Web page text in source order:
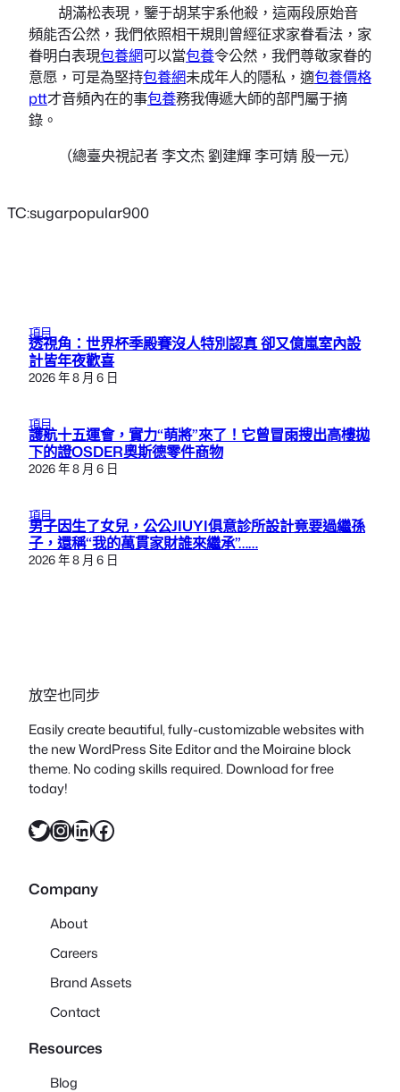
胡滿松表現，鑒于胡某宇系他殺，這兩段原始音
頻能否公然，我們依照相干規則曾經征求家眷看法，家
眷明白表現包養網可以當包養令公然，我們尊敬家眷的
意愿，可是為堅持包養網未成年人的隱私，適包養價格
ptt才音頻內在的事包養務我傳遞大師的部門屬于摘
錄。
（總臺央視記者 李文杰 劉建輝 李可婧 殷一元）
TC:sugarpopular900
項目
透視角：世界杯季殿賽沒人特別認真 卻又億嵐室內設
計皆年夜歡喜
2026 年 8 月 6 日
項目
護航十五運會，實力“萌將”來了！它曾冒雨搜出高樓拋
下的證OSDER奧斯德零件商物
2026 年 8 月 6 日
項目
男子因生了女兒，公公JIUYI俱意診所設計竟要過繼孫
子，還稱“我的萬貫家財誰來繼承”……
2026 年 8 月 6 日
放空也同步
Easily create beautiful, fully-customizable websites with
the new WordPress Site Editor and the Moiraine block
theme. No coding skills required. Download for free
today!
X InstagramLinkedIn Facebook
Company
About
Careers
Brand Assets
Contact
Resources
Blog